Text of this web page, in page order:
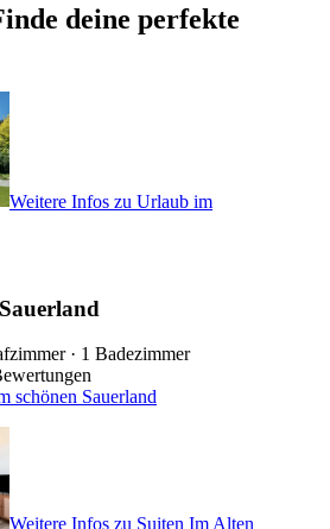
deine perfekte
Weitere Infos zu Urlaub im
· 1 Badezimmer
schönen Sauerland
Weitere Infos zu Suiten Im Alten